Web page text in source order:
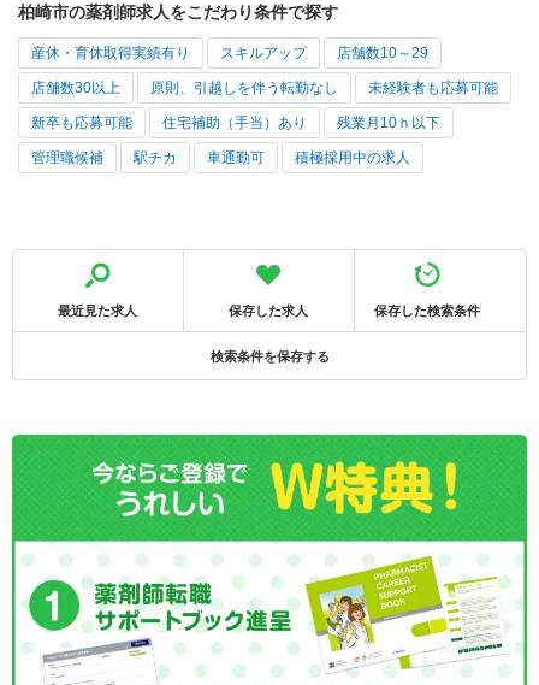
柏崎市の薬剤師求人をこだわり条件で探す
産休・育休取得実績有り スキルアップ 店舗数10～29
店舗数30以上 原則、引越しを伴う転勤なし 未経験者も応募可能
新卒も応募可能 住宅補助（手当）あり 残業月10ｈ以下
管理職候補 駅チカ 車通勤可 積極採用中の求人
最近見た求人 保存した求人 保存した検索条件
検索条件を保存する